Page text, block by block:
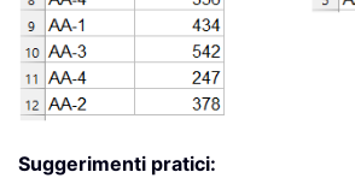
Suggerimenti pratici: